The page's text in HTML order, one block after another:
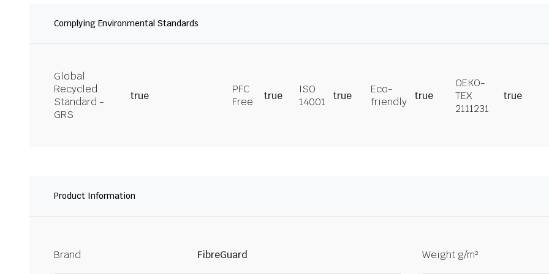
Complying Environmental Standards
Global
Recycled
Standard -
GRS
true
PFC
Free
true
ISO
14001
true
Eco-
friendly
true
OEKO-
TEX
2111231
true
Product Information
Brand FibreGuard Weight g/m²